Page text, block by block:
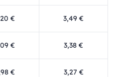
€ 3,49 €
€ 3,38 €
€ 3,27 €